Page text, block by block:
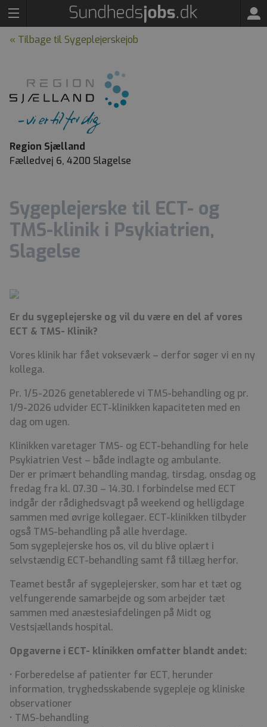
« Tilbage til Sygeplejerskejob
Region Sjælland
Fælledvej 6, 4200 Slagelse
Sygeplejerske til ECT- og
TMS-klinik i Psykiatrien,
Slagelse
Er du sygeplejerske og vil du være en del af vores
ECT & TMS- Klinik?
Vores klinik har fået vokseværk – derfor søger vi en ny
kollega.
Pr. 1/5-2026 genetablerede vi TMS-behandling og pr.
1/9-2026 udvider ECT-klinikken kapaciteten med en
dag om ugen.
Klinikken varetager TMS- og ECT-behandling for hele
Psykiatrien Vest – både indlagte og ambulante.
Der er primært behandling mandag, tirsdag, onsdag og
fredag fra kl. 07.30 – 14.30. I forbindelse med ECT
indgår der rådighedsvagt på weekend og helligdage
sammen med øvrige kollegaer. ECT-klinikken tilbyder
også TMS-behandling på alle hverdage.
Som sygeplejerske hos os, vil du blive oplært i
selvstændig ECT-behandling samt få tillæg herfor.
Teamet består af sygeplejersker, som har et tæt og
velfungerende samarbejde og som arbejder tæt
sammen med anæstesiafdelingen på Midt og
Vestsjællands hospital.
Opgaverne i ECT- klinikken omfatter blandt andet:
• Forberedelse af patienter før ECT, herunder
information, tryghedsskabende sygepleje og kliniske
observationer
• TMS-behandling